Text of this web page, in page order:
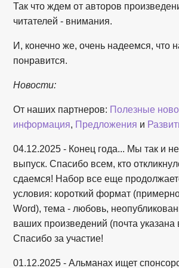
Так что ждем от авторов
читателей - внимания.
И, конечно же, очень надеемся, что
понравится.
Новости:
От наших партнеров: Полезные
информация, Предложения и
04.12.2025 - Конец года... Мы так и
выпуск. Спасибо всем, кто
сдаемся! Набор все еще
условия: короткий формат
Word), тема - любовь,
ваших произведений (почта указана
Спасибо за участие!
01.12.2025 - Альманах ищет